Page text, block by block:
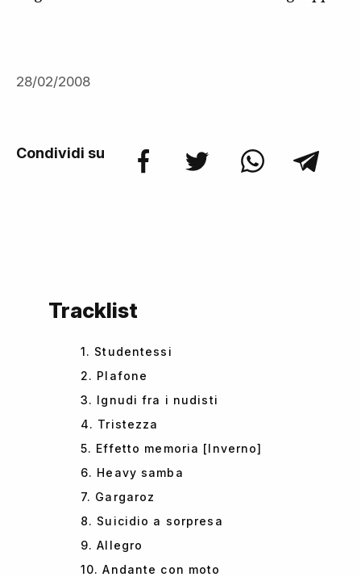
28/02/2008
Condividi su
Tracklist
1. Studentessi
2. Plafone
3. Ignudi fra i nudisti
4. Tristezza
5. Effetto memoria [Inverno]
6. Heavy samba
7. Gargaroz
8. Suicidio a sorpresa
9. Allegro
10. Andante con moto